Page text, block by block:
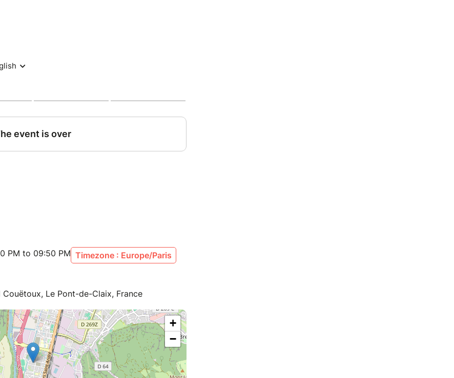
la Grande Reine, dont une partie s’est
qui vire au mythique, le spectateur est
UN ÉVÉNEMENTTERRITOIRE DE
PM to 09:50 PM Timezone : Europe/Paris
Le Pont-de-Claix, France
+
−